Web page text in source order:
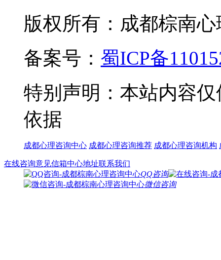
版权所有：成都棕南
备案号： 蜀ICP备
特别声明：本站内容
依据
成都心理咨询中心 成都心理咨询推荐 成都心理咨询机构
在线咨询意见信箱中心地址联系我们
QQ咨询
微信咨询